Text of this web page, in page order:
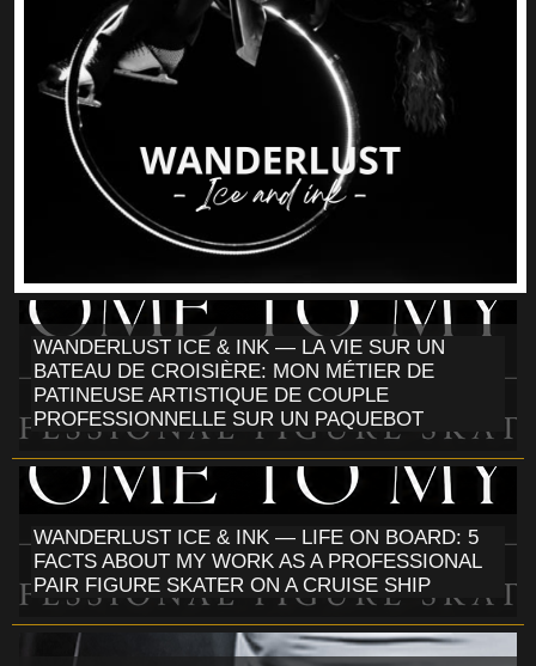
WANDERLUST ICE & INK — LA VIE SUR UN
BATEAU DE CROISIÈRE: MON MÉTIER DE
PATINEUSE ARTISTIQUE DE COUPLE
PROFESSIONNELLE SUR UN PAQUEBOT
WANDERLUST ICE & INK — LIFE ON BOARD: 5
FACTS ABOUT MY WORK AS A PROFESSIONAL
PAIR FIGURE SKATER ON A CRUISE SHIP